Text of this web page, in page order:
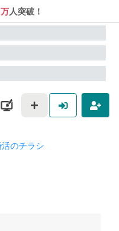
人突破！
活のチラシ